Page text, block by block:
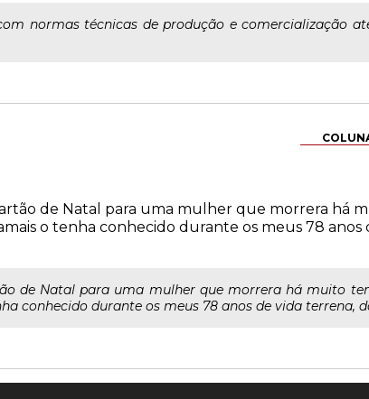
normas técnicas de produção e comercialização
de Natal para uma mulher que morrera há
o tenha conhecido durante os meus 78 anos
de Natal para uma mulher que morrera há muito
conhecido durante os meus 78 anos de vida terrena,